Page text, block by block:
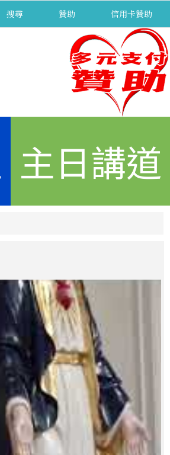
搜尋 贊助 信用卡贊助
主日講道